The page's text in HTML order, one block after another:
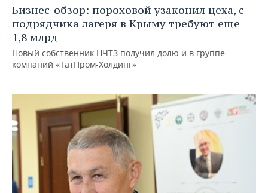
Бизнес-обзор: пороховой узаконил цеха, с
подрядчика лагеря в Крыму требуют еще
1,8 млрд
Новый собственник НЧТЗ получил долю и в группе
компаний «ТатПром-Холдинг»